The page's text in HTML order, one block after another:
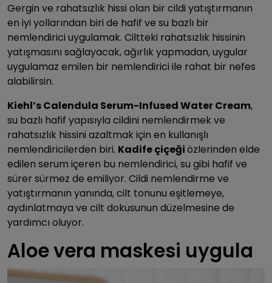
Gergin ve rahatsızlık hissi olan bir cildi yatıştırmanın
en iyi yollarından biri de hafif ve su bazlı bir
nemlendirici uygulamak. Ciltteki rahatsızlık hissinin
yatışmasını sağlayacak, ağırlık yapmadan, uygular
uygulamaz emilen bir nemlendirici ile rahat bir nefes
alabilirsin.
Kiehl’s Calendula Serum-Infused Water Cream,
su bazlı hafif yapısıyla cildini nemlendirmek ve
rahatsızlık hissini azaltmak için en kullanışlı
nemlendiricilerden biri. Kadifeçiçeğiözlerinden elde
edilen serum içeren bu nemlendirici, su gibi hafif ve
sürer sürmez de emiliyor. Cildi nemlendirme ve
yatıştırmanın yanında, cilt tonunu eşitlemeye,
aydınlatmaya ve cilt dokusunun düzelmesine de
yardımcı oluyor.
Aloe vera maskesi uygula